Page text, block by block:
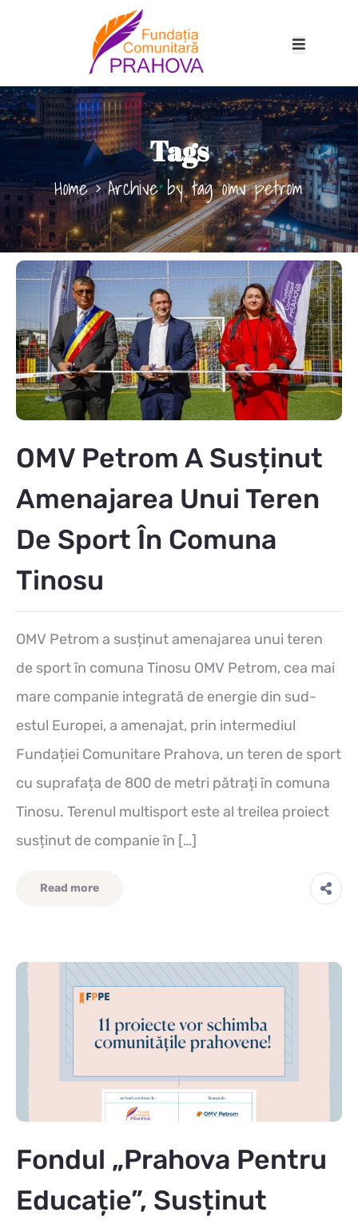
Tags
Home Archive by tag omv petrom
OMV Petrom A Susținut
Amenajarea Unui Teren
De Sport În Comuna
Tinosu
OMV Petrom a susținut amenajarea unui teren
de sport în comuna Tinosu OMV Petrom, cea mai
mare companie integrată de energie din sud-
estul Europei, a amenajat, prin intermediul
Fundației Comunitare Prahova, un teren de sport
cu suprafața de 800 de metri pătrați în comuna
Tinosu. Terenul multisport este al treilea proiect
susținut de companie în […]
Read more
Fondul „Prahova Pentru
Educație”, Susținut